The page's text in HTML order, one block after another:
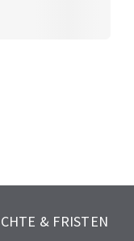
& FRISTEN